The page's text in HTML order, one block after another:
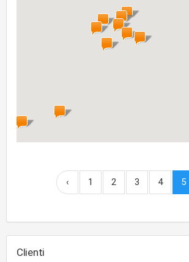
‹ 1 2 3 4 5
Clienti